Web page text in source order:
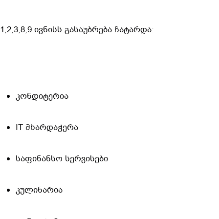
1,2,3,8,9 ივნისს გასაუბრება ჩატარდა:
️კონდიტერია
IT მხარდაჭერა
საფინანსო სერვისები
კულინარია